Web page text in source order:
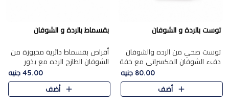
توست بالردة و الشوفان
توست صحي من الرده والشوفان.
دفء الشوفان المكسراتي مع خفة
80.00 جنيه
أضف
بقسماط بالردة و الشوفان
أقراص بقسماط دائرية مخبوزة من
الشوفان الطازج الرده مع بذور
مختارة. قرمشة الحبوب والبذور،
بداية صحية لكل صباح.
45.00 جنيه
أضف